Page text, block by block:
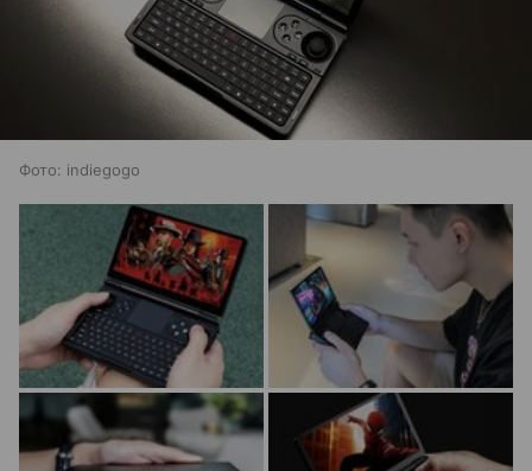
Фото: indiegogo